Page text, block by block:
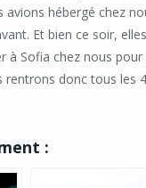
avions hébergé chez
Et bien ce soir,
à Sofia chez nous pour
rentrons donc tous les
: